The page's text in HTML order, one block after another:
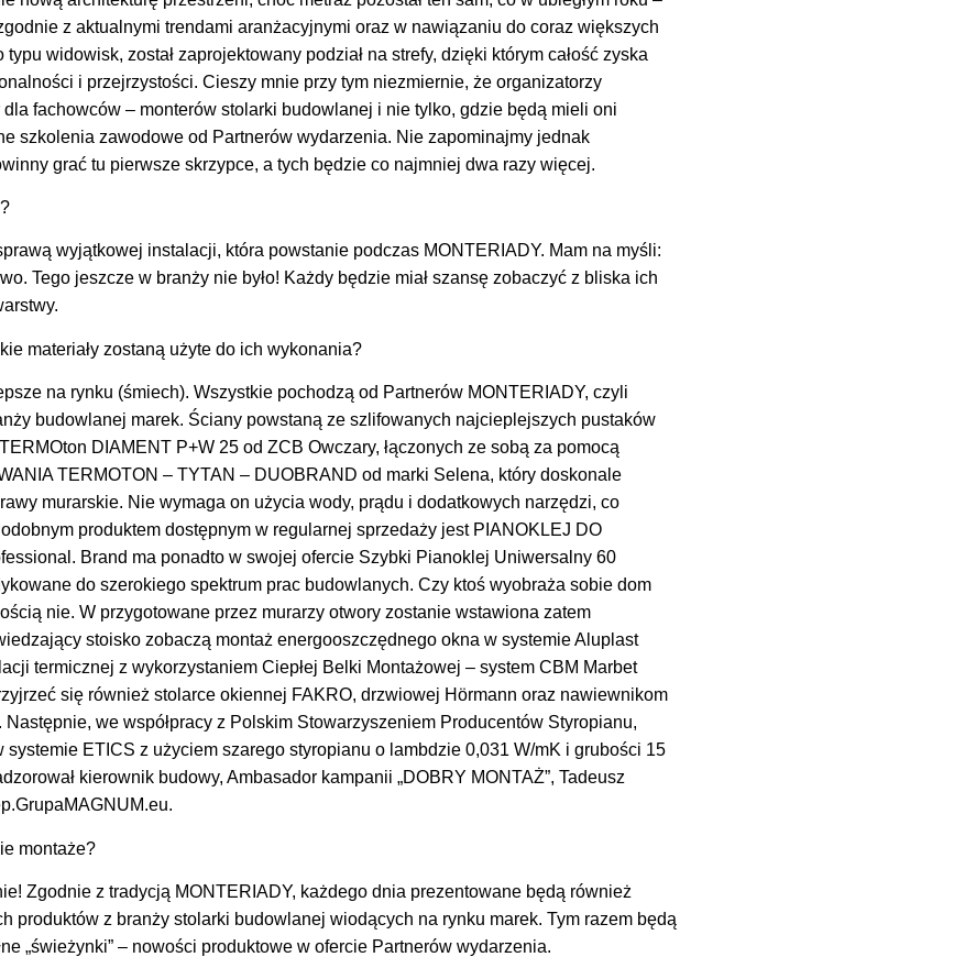
z aktualnymi trendami aranżacyjnymi oraz w nawiązaniu do coraz większych
widowisk, został zaprojektowany podział na strefy, dzięki którym całość zyska
i przejrzystości. Cieszy mnie przy tym niezmiernie, że organizatorzy
fachowców – monterów stolarki budowlanej i nie tylko, gdzie będą mieli oni
szkolenia zawodowe od Partnerów wydarzenia. Nie zapominajmy jednak
grać tu pierwsze skrzypce, a tych będzie co najmniej dwa razy więcej.
wyjątkowej instalacji, która powstanie podczas MONTERIADY. Mam na myśli:
Tego jeszcze w branży nie było! Każdy będzie miał szansę zobaczyć z bliska ich
materiały zostaną użyte do ich wykonania?
na rynku (śmiech). Wszystkie pochodzą od Partnerów MONTERIADY, czyli
budowlanej marek. Ściany powstaną ze szlifowanych najcieplejszych pustaków
DIAMENT P+W 25 od ZCB Owczary, łączonych ze sobą za pomocą
TERMOTON – TYTAN – DUOBRAND od marki Selena, który doskonale
murarskie. Nie wymaga on użycia wody, prądu i dodatkowych narzędzi, co
produktem dostępnym w regularnej sprzedaży jest PIANOKLEJ DO
Brand ma ponadto w swojej ofercie Szybki Pianoklej Uniwersalny 60
do szerokiego spektrum prac budowlanych. Czy ktoś wyobraża sobie dom
nie. W przygotowane przez murarzy otwory zostanie wstawiona zatem
stoisko zobaczą montaż energooszczędnego okna w systemie Aluplast
termicznej z wykorzystaniem Ciepłej Belki Montażowej – system CBM Marbet
się również stolarce okiennej FAKRO, drzwiowej Hörmann oraz nawiewnikom
we współpracy z Polskim Stowarzyszeniem Producentów Styropianu,
ETICS z użyciem szarego styropianu o lambdzie 0,031 W/mK i grubości 15
kierownik budowy, Ambasador kampanii „DOBRY MONTAŻ”, Tadeusz
montaże?
Zgodnie z tradycją MONTERIADY, każdego dnia prezentowane będą również
produktów z branży stolarki budowlanej wiodących na rynku marek. Tym razem będą
„świeżynki” – nowości produktowe w ofercie Partnerów wydarzenia.